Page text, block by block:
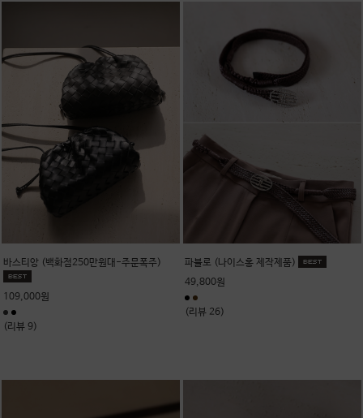
바스티앙 (백화점250만원대-주문폭주)
109,000원
(리뷰 9)
파블로 (나이스홍 제작제품)
49,800원
(리뷰 26)